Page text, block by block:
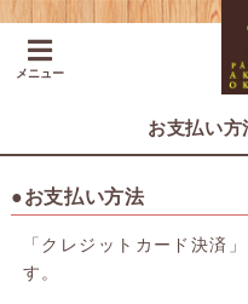
メニュー
お支払い方
●お支払い方法
「クレジットカード決済
す。